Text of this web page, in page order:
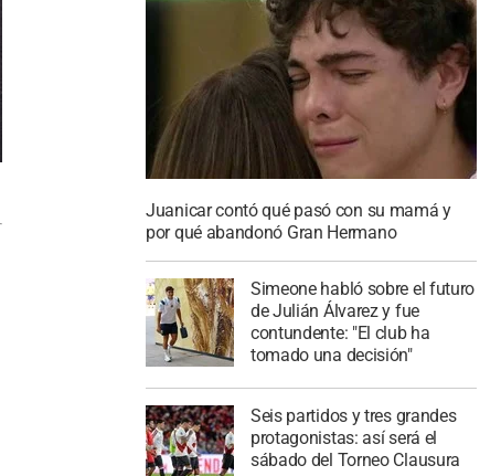
Juanicar contó qué pasó con su mamá y
por qué abandonó Gran Hermano
Simeone habló sobre el futuro
de Julián Álvarez y fue
contundente: "El club ha
tomado una decisión"
Seis partidos y tres grandes
protagonistas: así será el
sábado del Torneo Clausura